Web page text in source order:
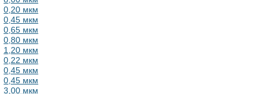
0,20 мкм
0,45 мкм
0,65 мкм
0,80 мкм
1,20 мкм
0,22 мкм
0,45 мкм
0,45 мкм
3,00 мкм